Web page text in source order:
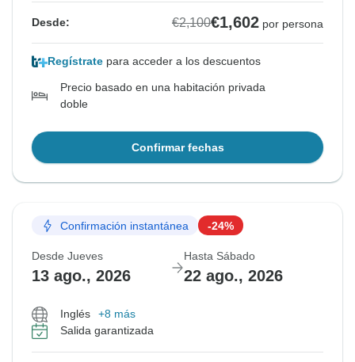
Desde: €2,100€1,602 por persona
Regístrate para acceder a los descuentos
Precio basado en una habitación privada
doble
Confirmar fechas
Confirmación instantánea -24%
Desde Jueves
13 ago., 2026
Hasta Sábado
22 ago., 2026
Inglés
+8 más
Salida garantizada